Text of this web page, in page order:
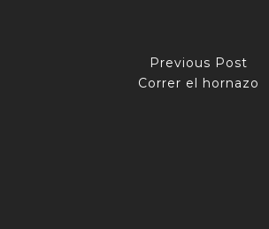
Previous Post
Correr el hornazo